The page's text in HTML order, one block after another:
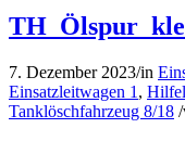
7. Dezember 2023/in
Einsatzleitwagen 1 ,
Tanklöschfahrzeug 8/18 /